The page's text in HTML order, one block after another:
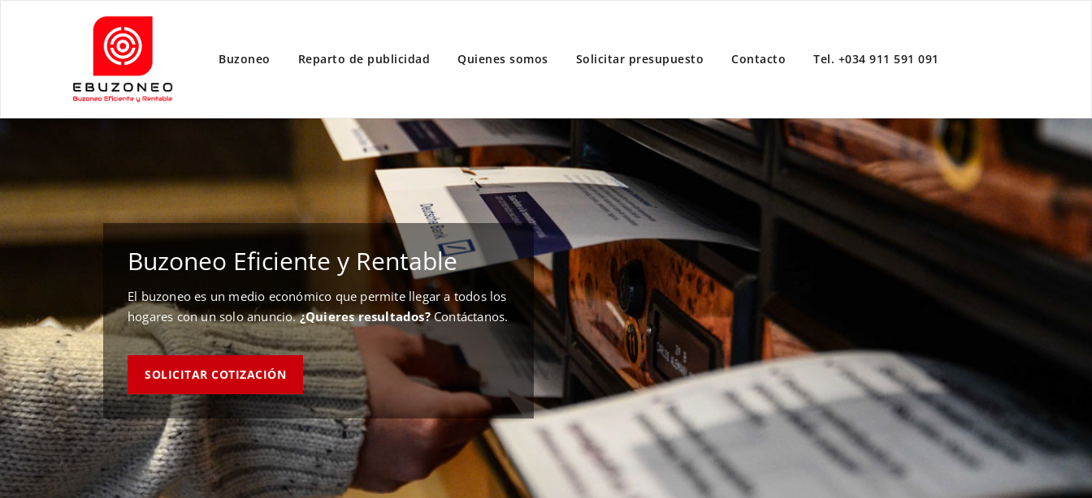
Buzoneo Reparto de publicidad Quienes somos Solicitar presupuesto Contacto Tel. +034 911 591 091
Buzoneo Eficiente y Rentable
El buzoneo es un medio económico que permite llegar a todos los
hogares con un solo anuncio.¿Quieres resultados?Contáctanos.
SOLICITAR COTIZACIÓN